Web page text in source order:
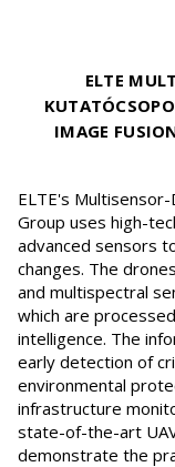
ELTE
IMAGE
ELTE's
Group uses high-
advanced sensors
changes. The
and multispectral
which are
intelligence. The
early detection of
environmental
infrastructure
state-of-the-art
demonstrate the